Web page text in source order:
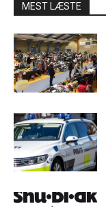
MEST LÆSTE